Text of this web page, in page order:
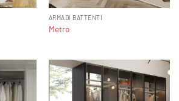
ARMADI BATTENTI
Metro